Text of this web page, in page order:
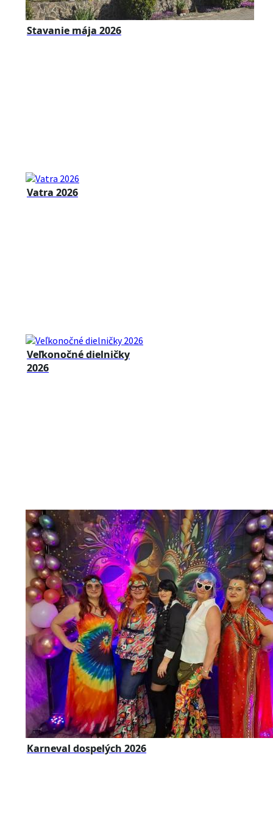
Stavanie mája 2026
Vatra 2026
Veľkonočné dielničky
2026
Karneval dospelých 2026